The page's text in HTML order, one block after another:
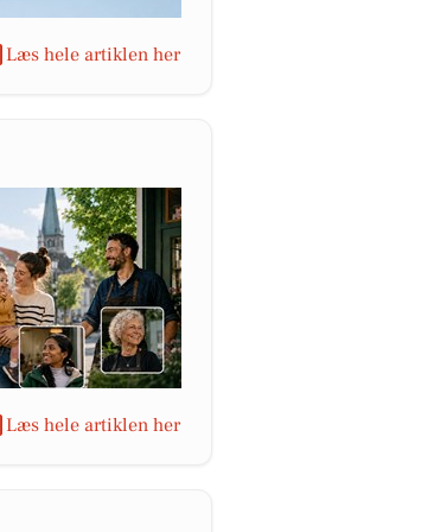
Læs hele artiklen her
Læs hele artiklen her